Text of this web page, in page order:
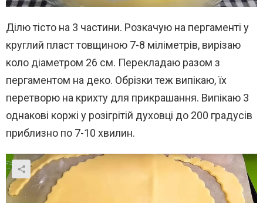
Ділю тісто на 3 частини. Розкачую на пергаменті у
круглий пласт товщиною 7-8 міліметрів, вирізаю
коло діаметром 26 см. Перекладаю разом з
пергаментом на деко. Обрізки теж випікаю, їх
перетворю на крихту для прикрашання. Випікаю 3
однакові коржі у розігрітій духовці до 200 градусів
приблизно по 7-10 хвилин.